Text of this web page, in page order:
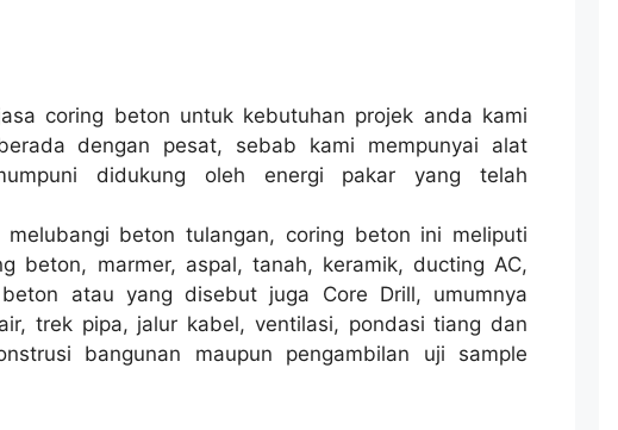
coring beton untuk kebutuhan projek anda kami
dengan pesat, sebab kami mempunyai alat
didukung oleh energi pakar yang telah
beton tulangan, coring beton ini meliputi
beton, marmer, aspal, tanah, keramik, ducting AC,
atau yang disebut juga Core Drill, umumnya
trek pipa, jalur kabel, ventilasi, pondasi tiang dan
bangunan maupun pengambilan uji sample